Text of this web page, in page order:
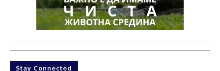
Stay Connected